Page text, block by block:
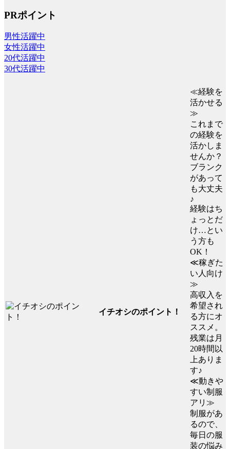
PRポイント
男性活躍中
女性活躍中
20代活躍中
30代活躍中
イチオシのポイント！
≪経験を
活かせる
≫
これまで
の経験を
活かしま
せんか？
ブランク
があって
も大丈夫
♪
経験はち
ょっとだ
け…とい
う方も
OK！
≪稼ぎた
い人向け
≫
高収入を
希望され
る方にオ
ススメ。
残業は月
20時間以
上ありま
す♪
≪動きや
すい制服
アリ≫
制服があ
るので、
毎日の服
装の悩み